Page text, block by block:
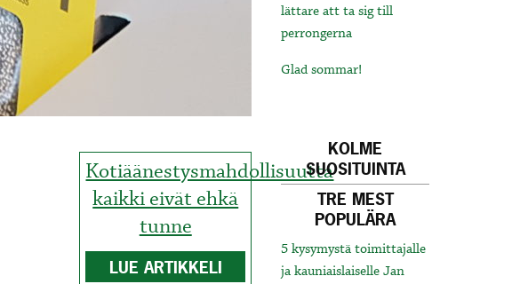
Kotiäänestysmahdollisuutta
kaikki eivät ehkä
tunne
LUE ARTIKKELI
lättare att ta sig till
perrongerna
Glad sommar!
KOLME
SUOSITUINTA
TRE MEST
POPULÄRA
5 kysymystä toimittajalle
ja kauniaislaiselle Jan